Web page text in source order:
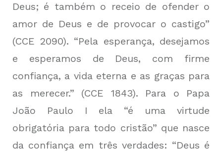
Deus; é também o receio de ofender o
amor de Deus e de provocar o castigo”
(CCE 2090). “Pela esperança, desejamos
e esperamos de Deus, com firme
confiança, a vida eterna e as graças para
as merecer.” (CCE 1843). Para o Papa
João Paulo I ela “é uma virtude
obrigatória para todo cristão” que nasce
da confiança em três verdades: “Deus é